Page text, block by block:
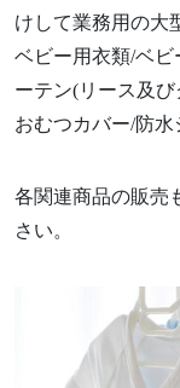
けして業務用の大
ベビー用衣類/ベビ
ーテン(リース及
おむつカバー/防
各関連商品の販売
さい。